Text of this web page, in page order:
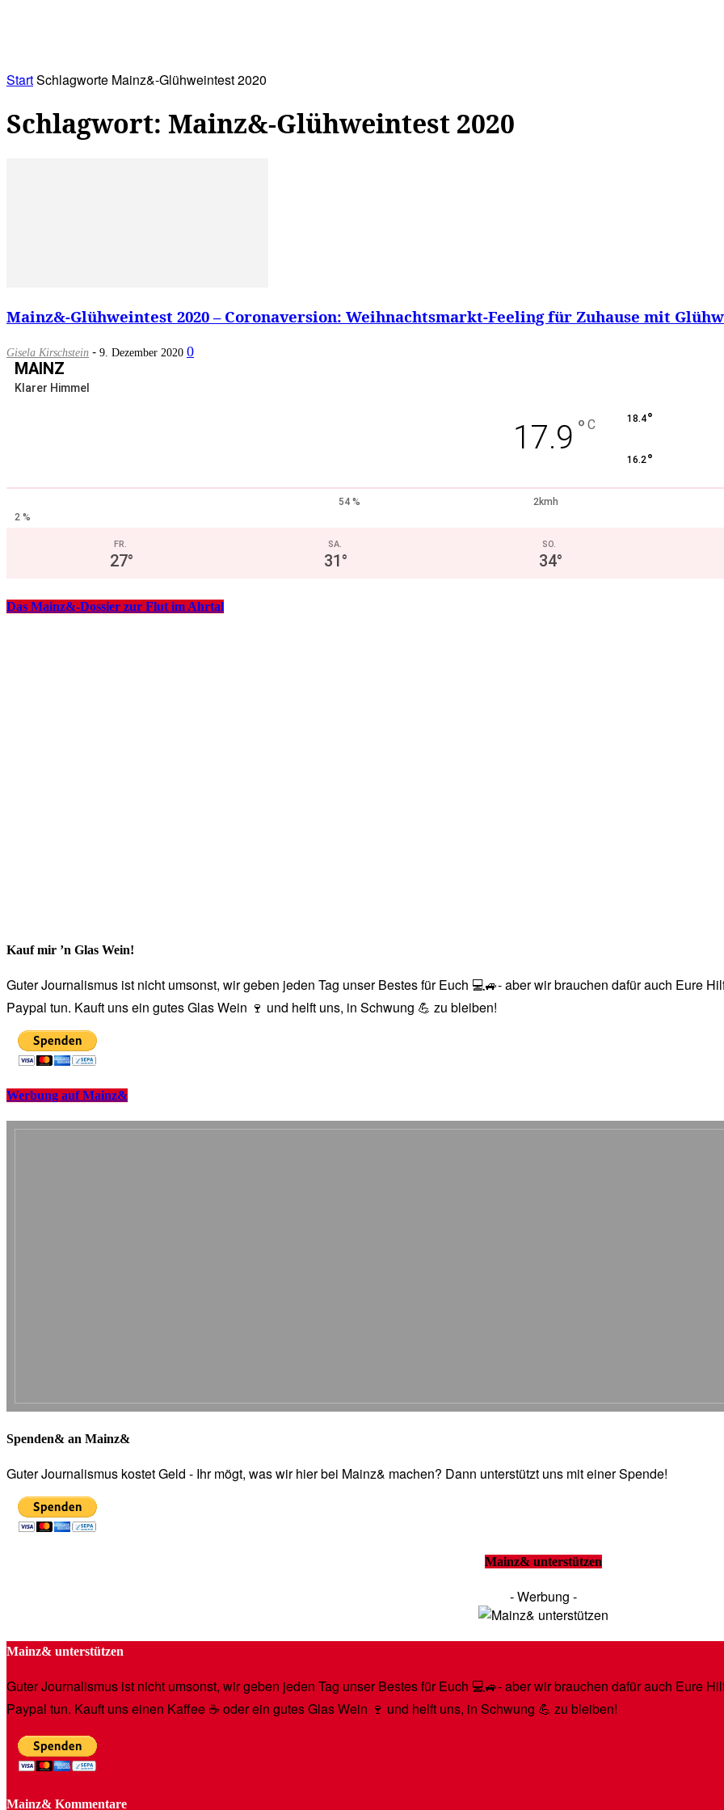
StartSchlagworte Mainz&-Glühweintest 2020
Schlagwort: Mainz&-Glühweintest 2020
Mainz&-Glühweintest 2020 – Coronaversion: Weihnachtsmarkt-Feeling für Zuhause mit
Gisela Kirschstein - 9. Dezember 2020 0
MAINZ
Klarer Himmel
17.9 ° C 18.4°
16.2°
54 %
2kmh
2 %
FR.
27°
SA.
31°
SO.
34°
Das Mainz&-Dossier zur Flut im Ahrtal
Kauf mir ’n Glas Wein!
Guter Journalismus ist nicht umsonst, wir geben jeden Tag unser Bestes für Euch 💻🚙- aber wir brauchen dafür auch Eure
Paypal tun. Kauft uns ein gutes Glas Wein 🍷 und helft uns, in Schwung 💪 zu bleiben!
Werbung auf Mainz&
Spenden& an Mainz&
Guter Journalismus kostet Geld - Ihr mögt, was wir hier bei Mainz& machen? Dann unterstützt uns mit einer Spende!
Mainz& unterstützen
- Werbung -
Mainz& unterstützen
Guter Journalismus ist nicht umsonst, wir geben jeden Tag unser Bestes für Euch 💻🚙- aber wir brauchen dafür auch Eure
Paypal tun. Kauft uns einen Kaffee ☕️ oder ein gutes Glas Wein 🍷 und helft uns, in Schwung 💪 zu bleiben!
Mainz& Kommentare